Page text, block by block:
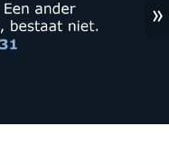
»